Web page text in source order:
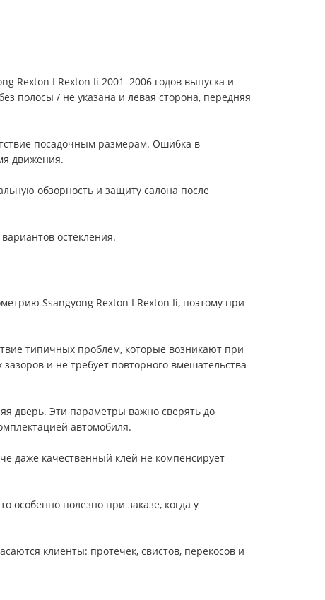
Rexton I Rexton Ii 2001–2006 годов выпуска и
полосы / не указана и левая сторона, передняя
посадочным размерам. Ошибка в
движения.
обзорность и защиту салона после
остекления.
Ssangyong Rexton I Rexton Ii, поэтому при
типичных проблем, которые возникают при
и не требует повторного вмешательства
дверь. Эти параметры важно сверять до
автомобиля.
даже качественный клей не компенсирует
особенно полезно при заказе, когда у
клиенты: протечек, свистов, перекосов и